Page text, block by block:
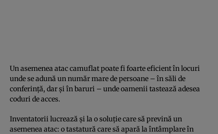
Un asemenea atac camuflat poate fi foarte eficient în locuri
unde se adună un număr mare de persoane – în săli de
conferinţă, dar şi în baruri – unde oamenii tastează adesea
coduri de acces.
Inventatorii lucrează şi la o soluţie care să prevină un
asemenea atac: o tastatură care să apară la întâmplare în